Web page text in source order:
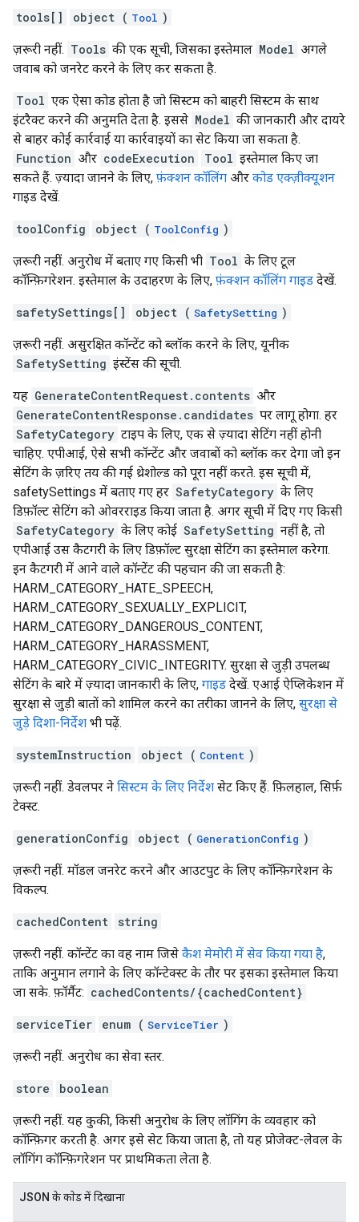
tools[] object ( Tool )
ज़रूरी नहीं. Tools की एक सूची, जिसका इस्तेमाल Model अगले
जवाब को जनरेट करने के लिए कर सकता है.
Tool एक ऐसा कोड होता है जो सिस्टम को बाहरी सिस्टम के साथ
इंटरैक्ट करने की अनुमति देता है. इससे Model की जानकारी और दायरे
से बाहर कोई कार्रवाई या कार्रवाइयों का सेट किया जा सकता है.
Function और codeExecution Tool इस्तेमाल किए जा
सकते हैं. ज़्यादा जानने के लिए, फ़ंक्शन कॉलिंग और कोड एक्ज़ीक्यूशन
गाइड देखें.
toolConfig object ( ToolConfig )
ज़रूरी नहीं. अनुरोध में बताए गए किसी भी Tool के लिए टूल
कॉन्फ़िगरेशन. इस्तेमाल के उदाहरण के लिए, फ़ंक्शन कॉलिंग गाइड देखें.
safetySettings[] object ( SafetySetting )
ज़रूरी नहीं. असुरक्षित कॉन्टेंट को ब्लॉक करने के लिए, यूनीक
SafetySetting इंस्टेंस की सूची.
यह GenerateContentRequest.contents और
GenerateContentResponse.candidates पर लागू होगा. हर
SafetyCategory टाइप के लिए, एक से ज़्यादा सेटिंग नहीं होनी
चाहिए. एपीआई, ऐसे सभी कॉन्टेंट और जवाबों को ब्लॉक कर देगा जो इन
सेटिंग के ज़रिए तय की गई थ्रेशोल्ड को पूरा नहीं करते. इस सूची में,
safetySettings में बताए गए हर SafetyCategory के लिए
डिफ़ॉल्ट सेटिंग को ओवरराइड किया जाता है. अगर सूची में दिए गए किसी
SafetyCategory के लिए कोई SafetySetting नहीं है, तो
एपीआई उस कैटगरी के लिए डिफ़ॉल्ट सुरक्षा सेटिंग का इस्तेमाल करेगा.
इन कैटगरी में आने वाले कॉन्टेंट की पहचान की जा सकती है:
HARM_CATEGORY_HATE_SPEECH,
HARM_CATEGORY_SEXUALLY_EXPLICIT,
HARM_CATEGORY_DANGEROUS_CONTENT,
HARM_CATEGORY_HARASSMENT,
HARM_CATEGORY_CIVIC_INTEGRITY. सुरक्षा से जुड़ी उपलब्ध
सेटिंग के बारे में ज़्यादा जानकारी के लिए, गाइड देखें. एआई ऐप्लिकेशन में
सुरक्षा से जुड़ी बातों को शामिल करने का तरीका जानने के लिए, सुरक्षा से
जुड़े दिशा-निर्देश भी पढ़ें.
systemInstruction object ( Content )
ज़रूरी नहीं. डेवलपर ने सिस्टम के लिए निर्देश सेट किए हैं. फ़िलहाल, सिर्फ़
टेक्स्ट.
generationConfig object ( GenerationConfig )
ज़रूरी नहीं. मॉडल जनरेट करने और आउटपुट के लिए कॉन्फ़िगरेशन के
विकल्प.
cachedContent string
ज़रूरी नहीं. कॉन्टेंट का वह नाम जिसे कैश मेमोरी में सेव किया गया है,
ताकि अनुमान लगाने के लिए कॉन्टेक्स्ट के तौर पर इसका इस्तेमाल किया
जा सके. फ़ॉर्मैट: cachedContents/{cachedContent}
serviceTier enum ( ServiceTier )
ज़रूरी नहीं. अनुरोध का सेवा स्तर.
store boolean
ज़रूरी नहीं. यह कुकी, किसी अनुरोध के लिए लॉगिंग के व्यवहार को
कॉन्फ़िगर करती है. अगर इसे सेट किया जाता है, तो यह प्रोजेक्ट-लेवल के
लॉगिंग कॉन्फ़िगरेशन पर प्राथमिकता लेता है.
JSON के काेड में दिखाना